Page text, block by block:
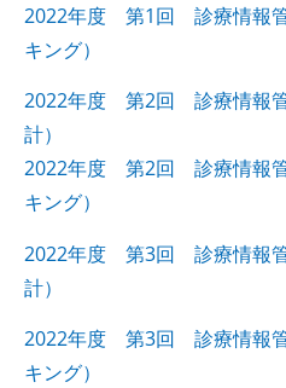
2022年度 第1回 診療情報
キング）
2022年度 第2回 診療情報
計）
2022年度 第2回 診療情報
キング）
2022年度 第3回 診療情報
計）
2022年度 第3回 診療情報
キング）